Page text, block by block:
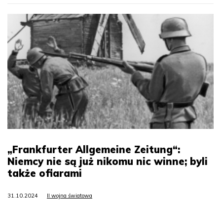
„Frankfurter Allgemeine Zeitung“:
Niemcy nie są już nikomu nic winne; byli
także ofiarami
31.10.2024 II wojna światowa